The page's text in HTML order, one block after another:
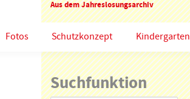
Aus dem Jahreslosungsarchiv
Fotos Schutzkonzept Kindergarten
Suchfunktion